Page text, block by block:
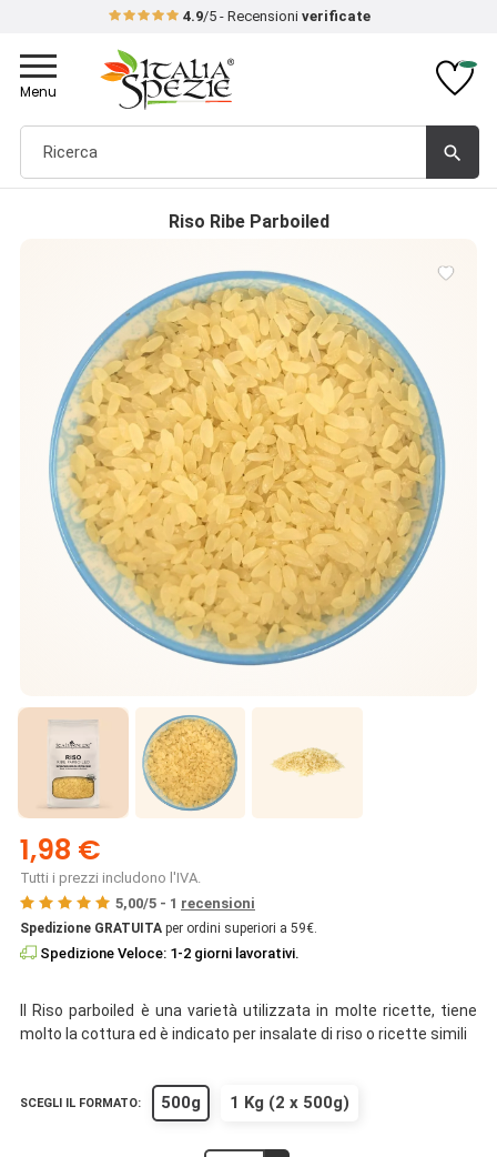
4.9/5 - Recensioni verificate
search
Toggle
navigation
Menu
Riso Ribe Parboiled

1,98 €
Tutti i prezzi includono l'IVA.
5,00/5 - 1 recensioni
Spedizione GRATUITA per ordini superiori a 59€.
Spedizione Veloce: 1-2 giorni lavorativi.
Il Riso parboiled è una varietà utilizzata in molte ricette, tiene
molto la cottura ed è indicato per insalate di riso o ricette simili
SCEGLI IL FORMATO: 500g 1 Kg (2 x 500g)